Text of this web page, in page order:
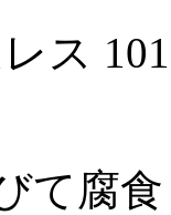
ス
て腐